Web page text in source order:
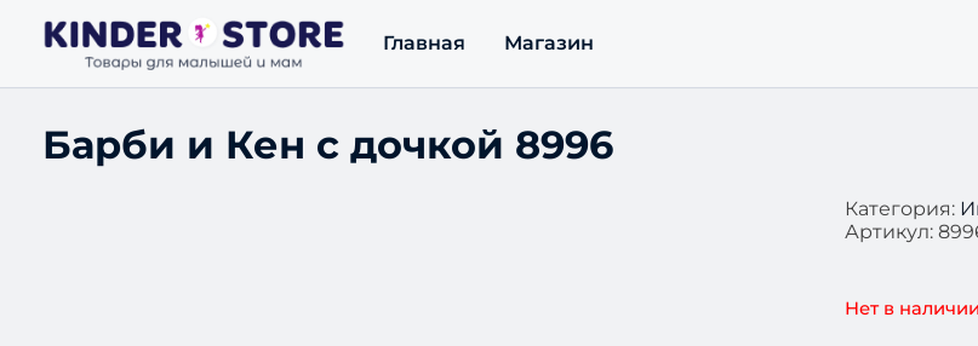
Главная Магазин
Барби и Кен с дочкой 8996
Категория:
Артикул:
Нет в наличии